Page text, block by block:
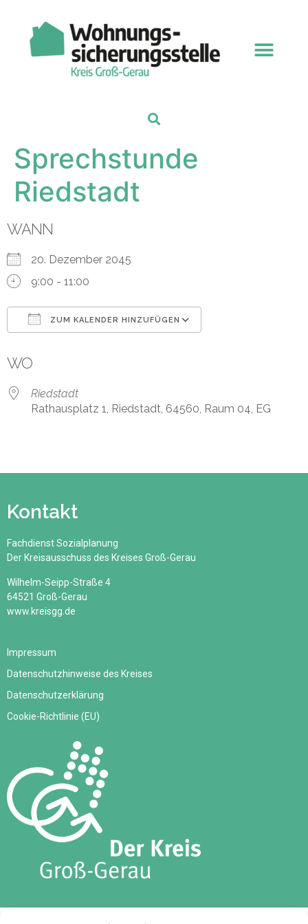
Sprechstunde
Riedstadt
WANN
20. Dezember 2045
9:00 - 11:00
ZUM KALENDER HINZUFÜGEN
WO
Riedstadt
Rathausplatz 1, Riedstadt, 64560, Raum 04, EG
Kontakt
Fachdienst Sozialplanung
Der Kreisausschuss des Kreises Groß-Gerau
Wilhelm-Seipp-Straße 4
64521 Groß-Gerau
www.kreisgg.de
Impressum
Datenschutzhinweise des Kreises
Datenschutzerklärung
Cookie-Richtlinie (EU)